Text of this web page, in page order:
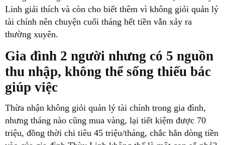
Linh giải thích và còn cho biết thêm vì không giỏi quản lý
tài chính nên chuyện cuối tháng hết tiền vẫn xảy ra
thường xuyên.
Gia đình 2 người nhưng có 5 nguồn
thu nhập, không thể sống thiếu bác
giúp việc
Thừa nhận không giỏi quản lý tài chính trong gia đình,
nhưng tháng nào cũng mua vàng, lại tiết kiệm được 70
triệu, đồng thời chi tiêu 45 triệu/tháng, chắc hẳn dòng tiền